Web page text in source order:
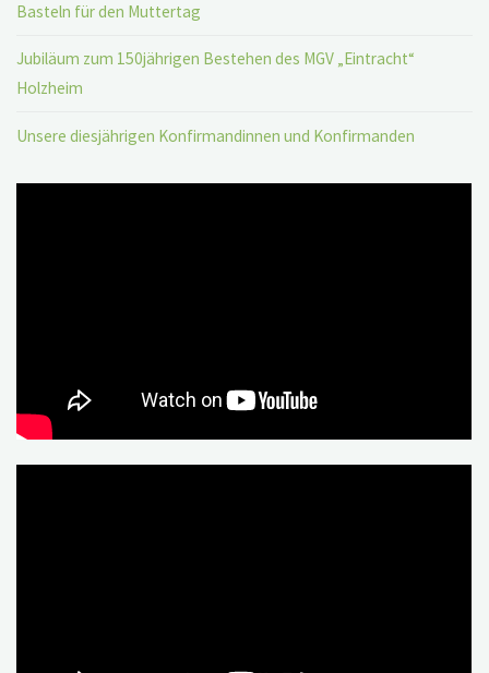
Basteln für den Muttertag
Jubiläum zum 150jährigen Bestehen des MGV „Eintracht“
Holzheim
Unsere diesjährigen Konfirmandinnen und Konfirmanden